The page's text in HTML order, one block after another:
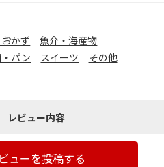
かず
魚介・海産物
パン スイーツ その他
レビュー内容
ューを投稿する